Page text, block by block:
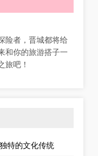
险者，晋城都将给
和你的旅游搭子一
旅吧！
特的文化传统